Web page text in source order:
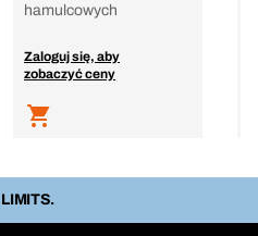
hamulcowych
Zaloguj się, aby
zobaczyć ceny